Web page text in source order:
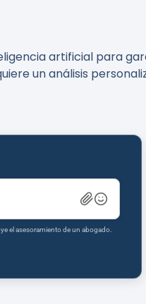
artificial para
un análisis
el asesoramiento de un abogado.